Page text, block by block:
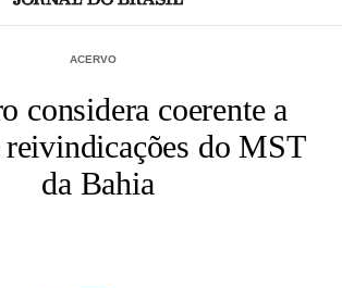
ACERVO
considera coerente a
reivindicações do MST
da Bahia